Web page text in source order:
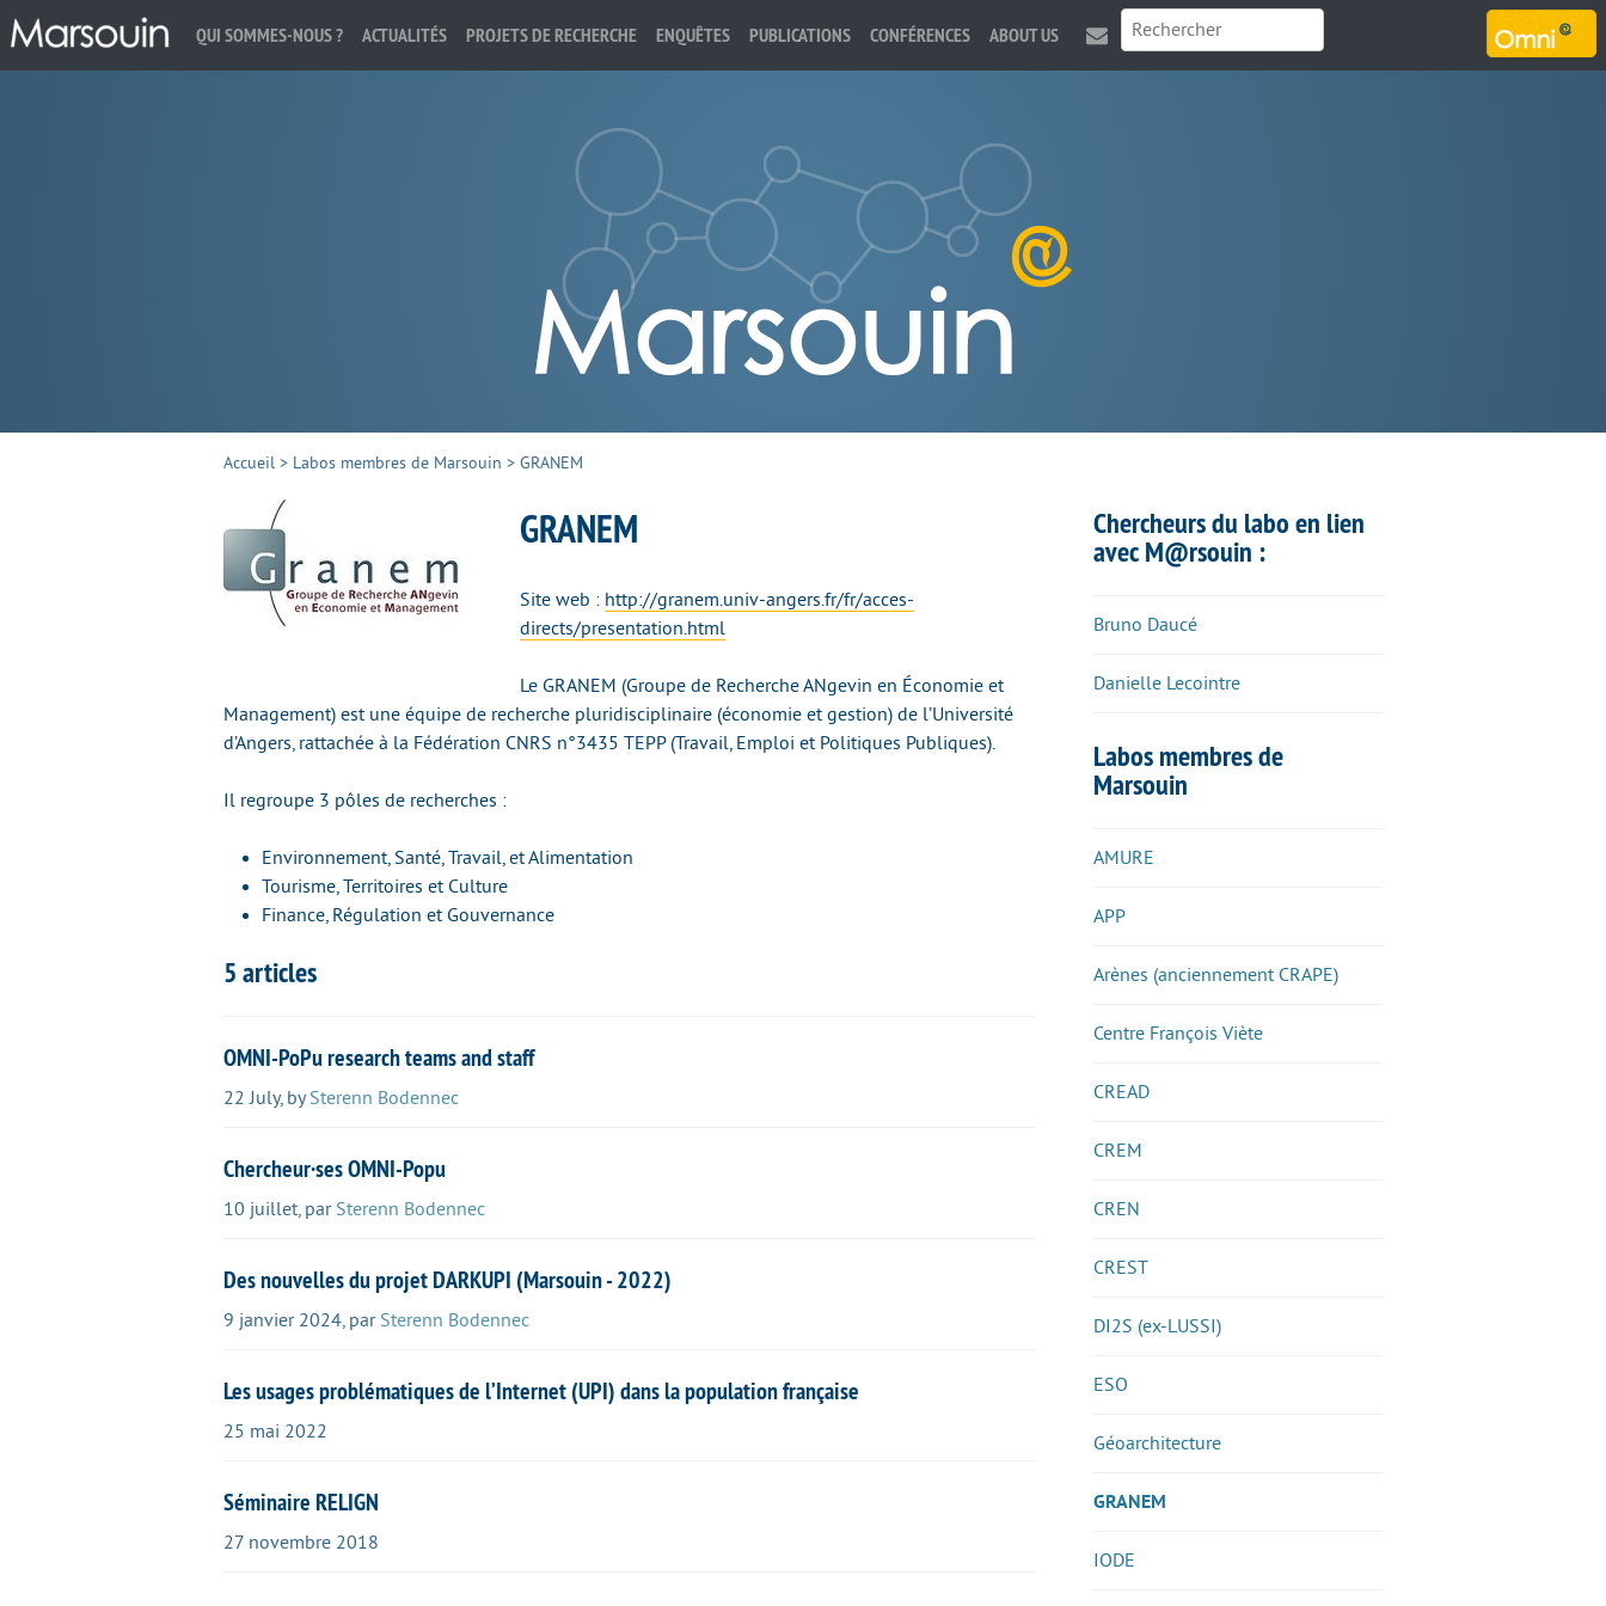
QUI SOMMES-NOUS ? ACTUALITÉS PROJETS DE RECHERCHE ENQUÊTES PUBLICATIONS CONFÉRENCES ABOUT US
Accueil > Labos membres de Marsouin > GRANEM
GRANEM
Site web : http://granem.univ-angers.fr/fr/acces-
directs/presentation.html
Le GRANEM (Groupe de Recherche ANgevin en Économie et
Management) est une équipe de recherche pluridisciplinaire (économie et gestion) de l’Université
d’Angers, rattachée à la Fédération CNRS n°3435 TEPP (Travail, Emploi et Politiques Publiques).
Il regroupe 3 pôles de recherches :
Environnement, Santé, Travail, et Alimentation
Tourisme, Territoires et Culture
Finance, Régulation et Gouvernance
5 articles
OMNI-PoPu research teams and staff
22 July, bySterenn Bodennec
Chercheur·ses OMNI-Popu
10 juillet, par Sterenn Bodennec
Des nouvelles du projet DARKUPI (Marsouin - 2022)
9 janvier 2024, par Sterenn Bodennec
Les usages problématiques de l’Internet (UPI) dans la population française
25 mai 2022
Séminaire RELIGN
27 novembre 2018
Chercheurs du labo en lien
avec M@rsouin :
Bruno Daucé
Danielle Lecointre
Labos membres de
Marsouin
AMURE
APP
Arènes (anciennement CRAPE)
Centre François Viète
CREAD
CREM
CREN
CREST
DI2S (ex-LUSSI)
ESO
Géoarchitecture
GRANEM
IODE